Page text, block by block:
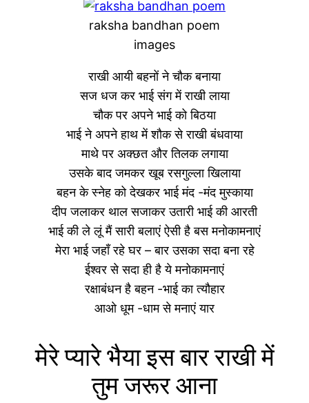
raksha bandhan poem
images
राखी आयी बहनों ने चौक बनाया
सज धज कर भाई संग में राखी लाया
चौक पर अपने भाई को बिठया
भाई ने अपने हाथ में शौक से राखी बंधवाया
माथे पर अक्छत और तिलक लगाया
उसके बाद जमकर खूब रसगुल्ला खिलाया
बहन के स्नेह को देखकर भाई मंद -मंद मुस्काया
दीप जलाकर थाल सजाकर उतारी भाई की आरती
भाई की ले लूं मैं सारी बलाएं ऐसी है बस मनोकामनाएं
मेरा भाई जहाँ रहे घर – बार उसका सदा बना रहे
ईश्वर से सदा ही है ये मनोकामनाएं
रक्षाबंधन है बहन -भाई का त्यौहार
आओ धूम -धाम से मनाएं यार
मेरे प्यारे भैया इस बार राखी में
तुम जरूर आना